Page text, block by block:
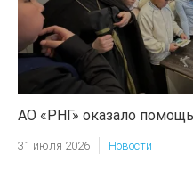
АО «РНГ» оказало
31 июля 2026 Новости